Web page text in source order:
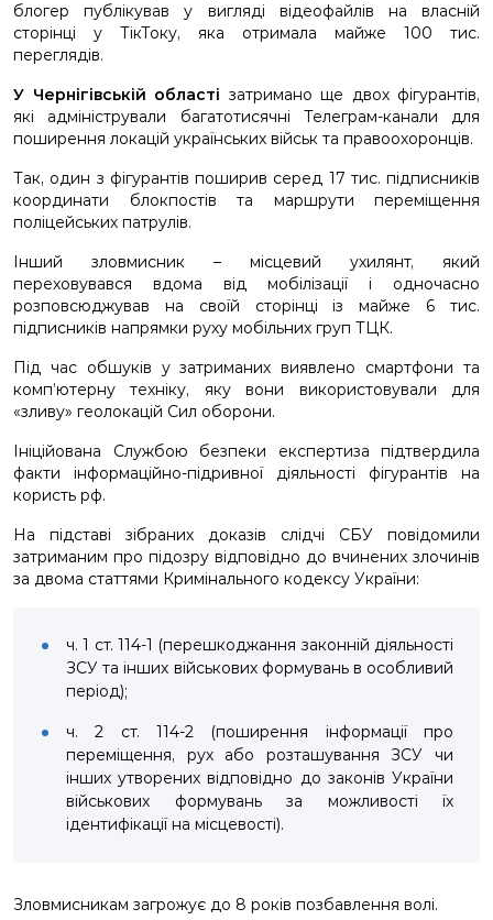
блогер публікував у вигляді відеофайлів на власній
сторінці у ТікТоку, яка отримала майже 100 тис.
переглядів.
У Чернігівській області затримано ще двох фігурантів,
які адміністрували багатотисячні Телеграм-канали для
поширення локацій українських військ та правоохоронців.
Так, один з фігурантів поширив серед 17 тис. підписників
координати блокпостів та маршрути переміщення
поліцейських патрулів.
Інший зловмисник – місцевий ухилянт, який
переховувався вдома від мобілізації і одночасно
розповсюджував на своїй сторінці із майже 6 тис.
підписників напрямки руху мобільних груп ТЦК.
Під час обшуків у затриманих виявлено смартфони та
комп’ютерну техніку, яку вони використовували для
«зливу» геолокацій Сил оборони.
Ініційована Службою безпеки експертиза підтвердила
факти інформаційно-підривної діяльності фігурантів на
користь рф.
На підставі зібраних доказів слідчі СБУ повідомили
затриманим про підозру відповідно до вчинених злочинів
за двома статтями Кримінального кодексу України:
ч. 1 ст. 114-1 (перешкоджання законній діяльності
ЗСУ та інших військових формувань в особливий
період);
ч. 2 ст. 114-2 (поширення інформації про
переміщення, рух або розташування ЗСУ чи
інших утворених відповідно до законів України
військових формувань за можливості їх
ідентифікації на місцевості).
Зловмисникам загрожує до 8 років позбавлення волі.